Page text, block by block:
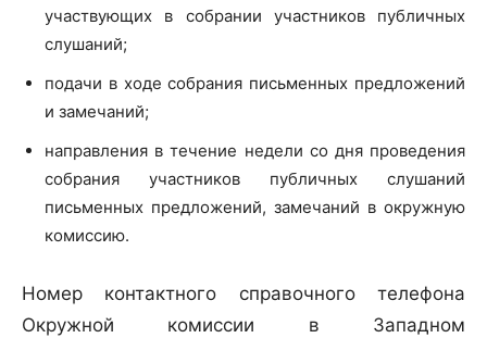
участвующих в собрании участников публичных
слушаний;
подачи в ходе собрания письменных предложений
и замечаний;
направления в течение недели со дня проведения
собрания участников публичных слушаний
письменных предложений, замечаний в окружную
комиссию.
Номер контактного справочного телефона
Окружной комиссии в Западном